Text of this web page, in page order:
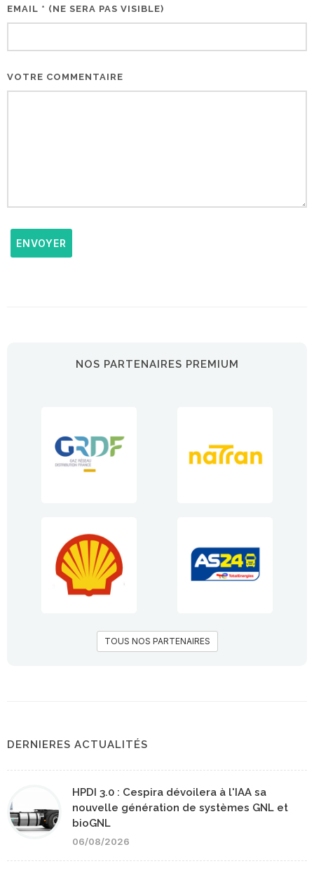
EMAIL * (NE SERA PAS VISIBLE)
VOTRE COMMENTAIRE
ENVOYER
NOS PARTENAIRES PREMIUM
TOUS NOS PARTENAIRES
DERNIERES ACTUALITÉS
HPDI 3.0 : Cespira dévoilera à l'IAA sa
nouvelle génération de systèmes GNL et
bioGNL
06/08/2026